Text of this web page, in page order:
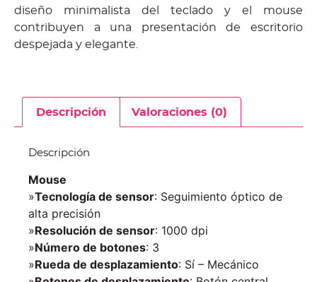
diseño minimalista del teclado y el mouse
contribuyen a una presentación de escritorio
despejada y elegante.
Descripción Valoraciones (0)
Descripción
Mouse
»Tecnología de sensor: Seguimiento óptico de
alta precisión
»Resolución de sensor: 1000 dpi
»Número de botones: 3
»Rueda de desplazamiento: Sí – Mecánico